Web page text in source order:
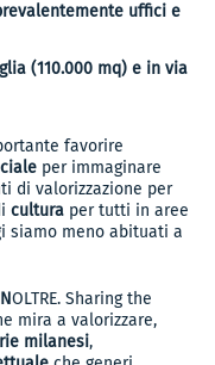
uffici e
(110.000 mq) e in via
favorire
per immaginare
di valorizzazione per
cultura per tutti in aree
siamo meno abituati a
OLTRE. Sharing the
mira a valorizzare,
milanesi,